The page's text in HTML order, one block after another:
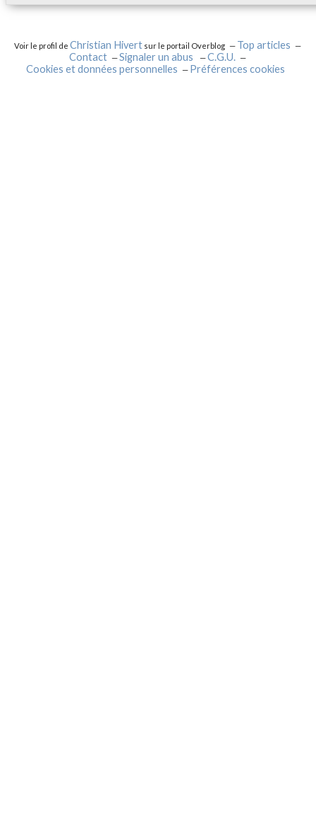
Voir le profil deChristian Hivert sur le portail Overblog
Top articles
Contact
Signaler un abus
C.G.U.
Cookies et données personnelles
Préférences cookies